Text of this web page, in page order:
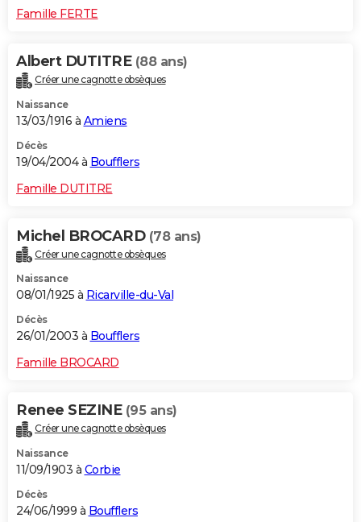
Famille FERTE
Albert DUTITRE (88 ans)
Créer une cagnotte obsèques
Naissance
13/03/1916 à Amiens
Décès
19/04/2004 à Boufflers
Famille DUTITRE
Michel BROCARD (78 ans)
Créer une cagnotte obsèques
Naissance
08/01/1925 à Ricarville-du-Val
Décès
26/01/2003 à Boufflers
Famille BROCARD
Renee SEZINE (95 ans)
Créer une cagnotte obsèques
Naissance
11/09/1903 à Corbie
Décès
24/06/1999 à Boufflers